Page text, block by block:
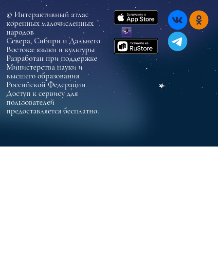
© Интерактивный атлас
коренных малочисленных
народов
Севера, Сибири и Дальнего
Востока: языки и культуры
Разработан при поддержке
Министерства науки и
высшего образования
Российской Федерации
Доступ к сервису для
пользователей
предоставляется бесплатно.